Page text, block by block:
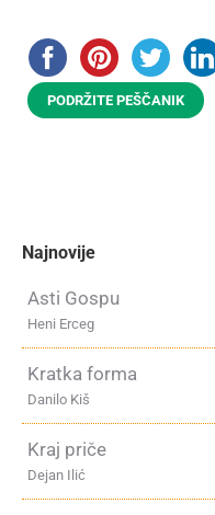
PODRŽITE PEŠČANIK
Najnovije
Asti Gospu
Heni Erceg
Kratka forma
Danilo Kiš
Kraj priče
Dejan Ilić